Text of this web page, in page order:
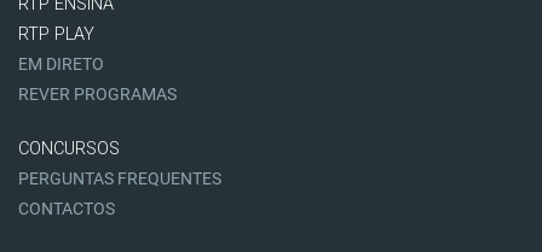
RTP ENSINA
RTP PLAY
EM DIRETO
REVER PROGRAMAS
CONCURSOS
PERGUNTAS FREQUENTES
CONTACTOS